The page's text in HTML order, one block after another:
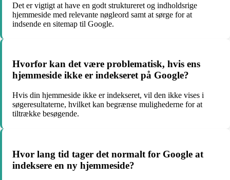
Det er vigtigt at have en godt struktureret og indholdsrige
hjemmeside med relevante nøgleord samt at sørge for at
indsende en sitemap til Google.
Hvorfor kan det være problematisk, hvis ens
hjemmeside ikke er indekseret på Google?
Hvis din hjemmeside ikke er indekseret, vil den ikke vises i
søgeresultaterne, hvilket kan begrænse mulighederne for at
tiltrække besøgende.
Hvor lang tid tager det normalt for Google at
indeksere en ny hjemmeside?